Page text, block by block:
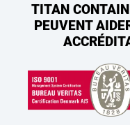
TITAN
PEUVENT